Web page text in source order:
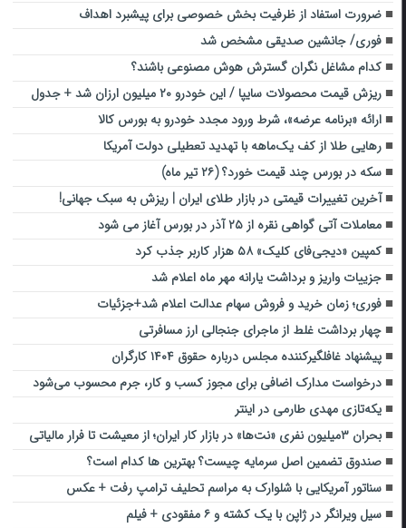
ضرورت استفاد از ظرفیت بخش خصوصی برای پیشبرد اهداف
فوری/ جانشین صدیقی مشخص شد
کدام مشاغل نگران گسترش هوش مصنوعی باشند؟
ریزش قیمت محصولات سایپا / این خودرو ۲۰ میلیون ارزان شد + جدول
ارائه «برنامه عرضه»، شرط ورود مجدد خودرو به بورس کالا
رهایی طلا از کف‌ یک‌ماهه با تهدید تعطیلی دولت آمریکا
سکه در بورس چند قیمت خورد؟ (۲۶ تیر ماه)
آخرین تغییرات قیمتی در بازار طلای ایران | ریزش به سبک جهانی!
معاملات آتی گواهی نقره از ۲۵ آذر در بورس آغاز می شود
کمپین «دیجی‌فای‌ کلیک» ۵۸ هزار کاربر جذب کرد
جزییات واریز و برداشت یارانه مهر ماه اعلام شد
فوری؛ زمان خرید و فروش سهام عدالت اعلام شد+جزئیات
چهار برداشت غلط از ماجرای جنجالی ارز مسافرتی
پیشنهاد غافلگیرکننده مجلس درباره حقوق ۱۴۰۴ کارگران
درخواست مدارک اضافی برای مجوز کسب و کار، جرم محسوب می‌شود
یکه‌تازی مهدی طارمی در اینتر
بحران ۳میلیون نفری «نت‌ها» در بازار کار ایران؛ از معیشت تا فرار مالیاتی
صندوق تضمین اصل سرمایه چیست؟ بهترین ها کدام است؟
سناتور آمریکایی با شلوارک به مراسم تحلیف ترامپ رفت + عکس
سیل ویرانگر در ژاپن با یک کشته و ۶ مفقودی + فیلم